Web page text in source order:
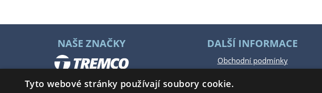
NAŠE ZNAČKY DALŠÍ INFORMACE
Obchodní podmínky
Jak nakupovat
Katalog zboží
Tyto webové stránky používají soubory cookie.